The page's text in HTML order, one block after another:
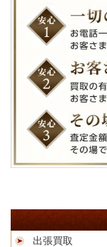
出張買取